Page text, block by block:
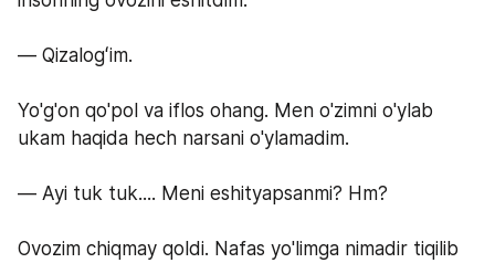
— Qizalogʻim.
Yo'g'on qo'pol va iflos ohang. Men o'zimni o'ylab
ukam haqida hech narsani o'ylamadim.
— Ayi tuk tuk.... Meni eshityapsanmi? Hm?
Ovozim chiqmay qoldi. Nafas yo'limga nimadir tiqilib